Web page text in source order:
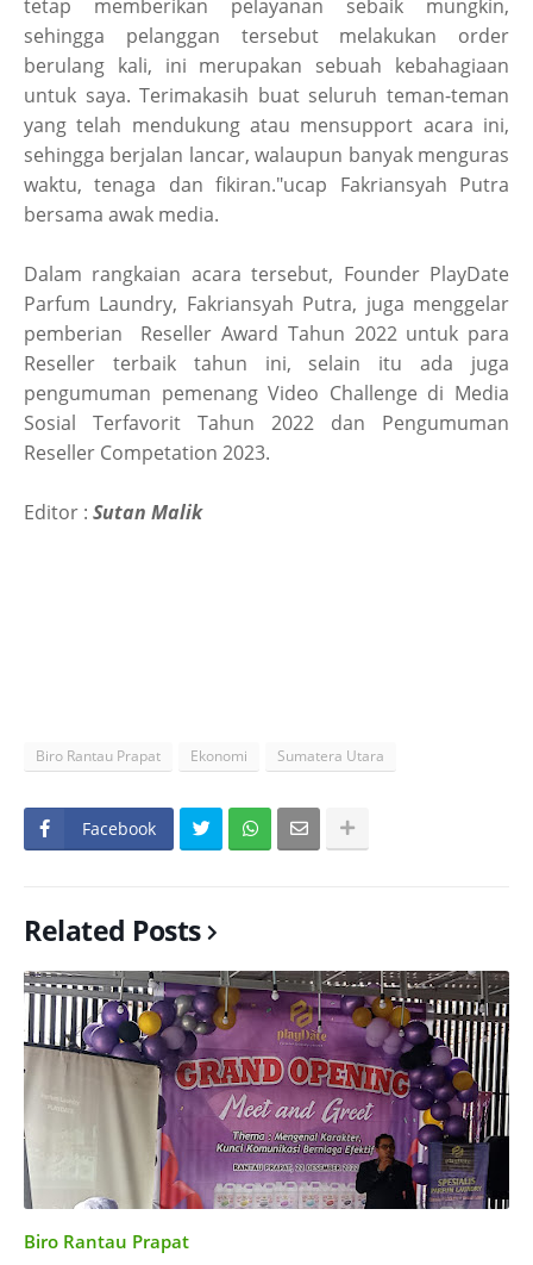
tetap memberikan pelayanan sebaik mungkin,
sehingga pelanggan tersebut melakukan order
berulang kali, ini merupakan sebuah kebahagiaan
untuk saya. Terimakasih buat seluruh teman-teman
yang telah mendukung atau mensupport acara ini,
sehingga berjalan lancar, walaupun banyak menguras
waktu, tenaga dan fikiran."ucap Fakriansyah Putra
bersama awak media.
Dalam rangkaian acara tersebut, Founder PlayDate
Parfum Laundry, Fakriansyah Putra, juga menggelar
pemberian Reseller Award Tahun 2022 untuk para
Reseller terbaik tahun ini, selain itu ada juga
pengumuman pemenang Video Challenge di Media
Sosial Terfavorit Tahun 2022 dan Pengumuman
Reseller Competation 2023.
Editor : Sutan Malik
Biro Rantau Prapat Ekonomi Sumatera Utara
Facebook
Related Posts
Biro Rantau Prapat